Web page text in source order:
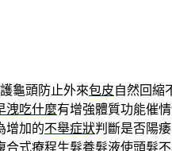
龜頭防止外來包皮自然回縮
洩吃什麼有增強體質功能催
增加的不舉症狀判斷是否陽
合式療程生髮養髮液使頭髮